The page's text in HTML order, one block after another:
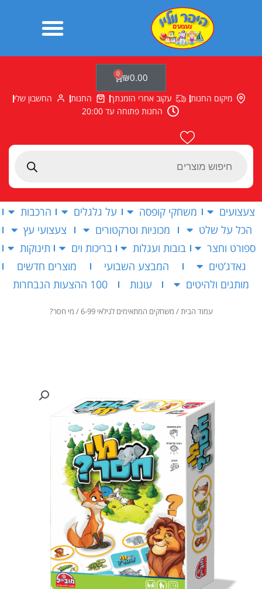
Products
₪0.00
0
עגלת
קניות
מיקום החנות עקוב אחרי הזמנתך החנות
החשבון שלי
החנות פתוחה עד 20:00
צעצועים משחקי קופסה על גלגלים
הרכבות
הכל על שלט
מכוניות וטרקטורים
צעצועי עץ
ספורט וחצר
בובות ועגלות בריכות וים
תינוקות
גאדג’טים
המבצע השבועי
מוצרים חדשים
מותגים ולהיטים
עונות 100 ההצעות הנבחרות
עמוד הבית/ משחקים המתאימים לגילאי 6-99 / מי חסר?